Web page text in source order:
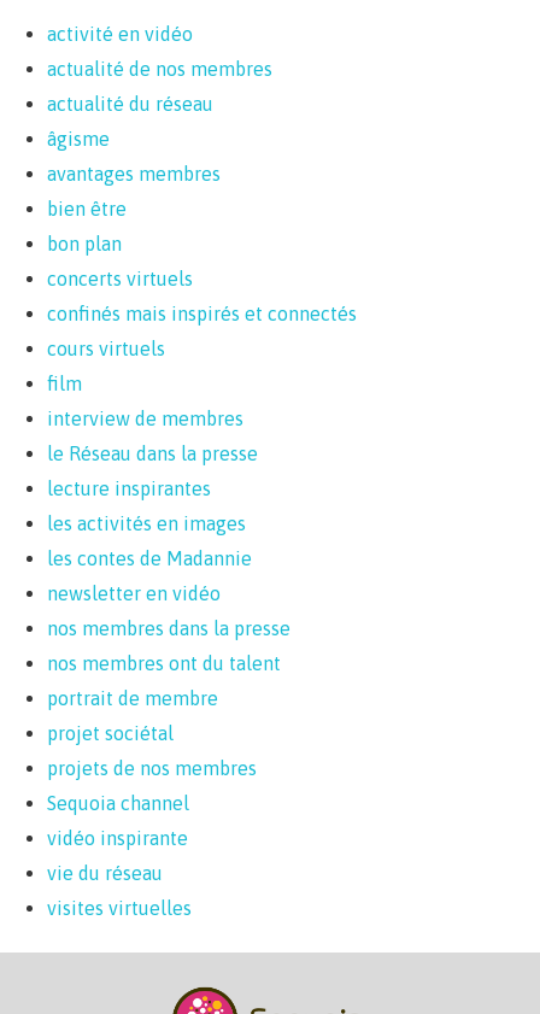
activité en vidéo
actualité de nos membres
actualité du réseau
âgisme
avantages membres
bien être
bon plan
concerts virtuels
confinés mais inspirés et connectés
cours virtuels
film
interview de membres
le Réseau dans la presse
lecture inspirantes
les activités en images
les contes de Madannie
newsletter en vidéo
nos membres dans la presse
nos membres ont du talent
portrait de membre
projet sociétal
projets de nos membres
Sequoia channel
vidéo inspirante
vie du réseau
visites virtuelles